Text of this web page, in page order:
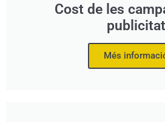
Cost de les
publicitat
Més